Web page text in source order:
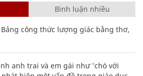
Bình luận nhiều
công thức lượng giác bằng thơ,
anh trai và em gái như 'chó với